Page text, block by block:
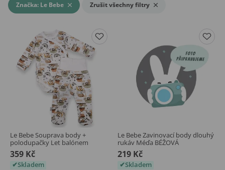
Značka: Le Bebe Zrušit všechny filtry
Le Bebe Souprava body +
polodupačky Let balónem
359 Kč
Skladem
Le Bebe Zavinovací body dlouhý
rukáv Méďa BÉŽOVÁ
219 Kč
Skladem